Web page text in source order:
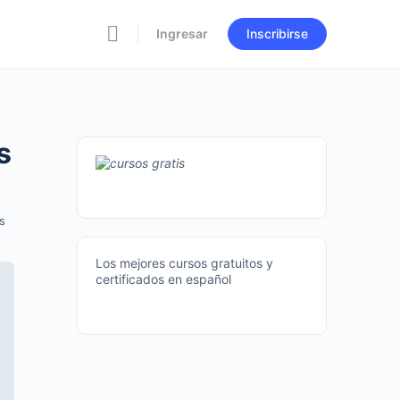
Ingresar Inscribirse
Los mejores cursos gratuitos y
certificados en español